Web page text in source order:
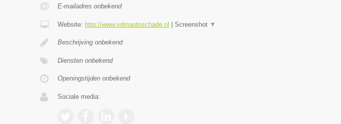
E-mailadres onbekend
Website: http://www.vdmautoschade.nl Screenshot ▼
Beschrijving onbekend
Diensten onbekend
Openingstijden onbekend
Sociale media: